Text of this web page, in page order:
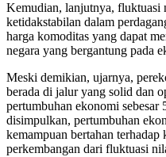
Kemudian, lanjutnya, fluktuasi
ketidakstabilan dalam
harga komoditas yang dapat
negara yang bergantung pada
Meski demikian, ujarnya,
berada di jalur yang solid dan
pertumbuhan ekonomi sebesar
disimpulkan, pertumbuhan
kemampuan bertahan
perkembangan dari fluktuasi